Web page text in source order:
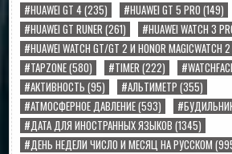
#HUAWEI GT 4(235) #HUAWEI GT 5 PRO (149)
#HUAWEI GT RUNER(261) #HUAWEI WATCH 3
#HUAWEI WATCH GT/GT 2 И HONOR
#TAPZONE(580) #TIMER(222)
#АКТИВНОСТЬ (95) #АЛЬТИМЕТР (355)
#АТМОСФЕРНОЕ ДАВЛЕНИЕ(593)
#ДАТА ДЛЯ ИНОСТРАННЫХ ЯЗЫКОВ (1345)
#ДЕНЬ НЕДЕЛИ ЧИСЛО И МЕСЯЦ НА РУССКОМ